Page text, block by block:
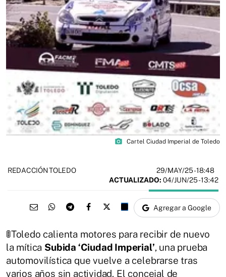
photo_camera Cartel Ciudad Imperial de Toledo
REDACCIÓN TOLEDO 29/MAY/25- 18:48
ACTUALIZADO: 04/JUN/25 - 13:42
Agregar a Google
🚦Toledo calienta motores para recibir de nuevo
la mítica Subida ‘Ciudad Imperial’, una prueba
automovilística que vuelve a celebrarse tras
varios años sin actividad. El concejal de